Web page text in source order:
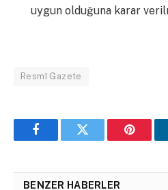
uygun olduğuna karar
Resmî Gazete
FacebookTwitter
BENZER HABERLER